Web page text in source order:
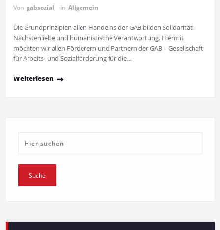
Von gabsozial in Allgemein
Die Grundprinzipien allen Handelns der GAB bilden Solidarität,
Nächstenliebe und humanistische Verantwortung. Hiermit
möchten wir allen Förderern und Partnern der GAB – Gesellschaft
für Arbeits- und Sozialförderung für die…
Weiterlesen